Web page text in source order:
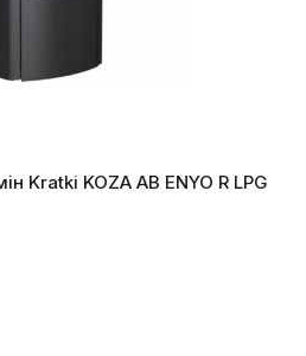
Kratki KOZA AB ENYO R LPG